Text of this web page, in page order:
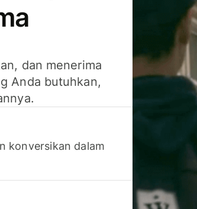
dan menerima
Anda butuhkan,
konversikan dalam